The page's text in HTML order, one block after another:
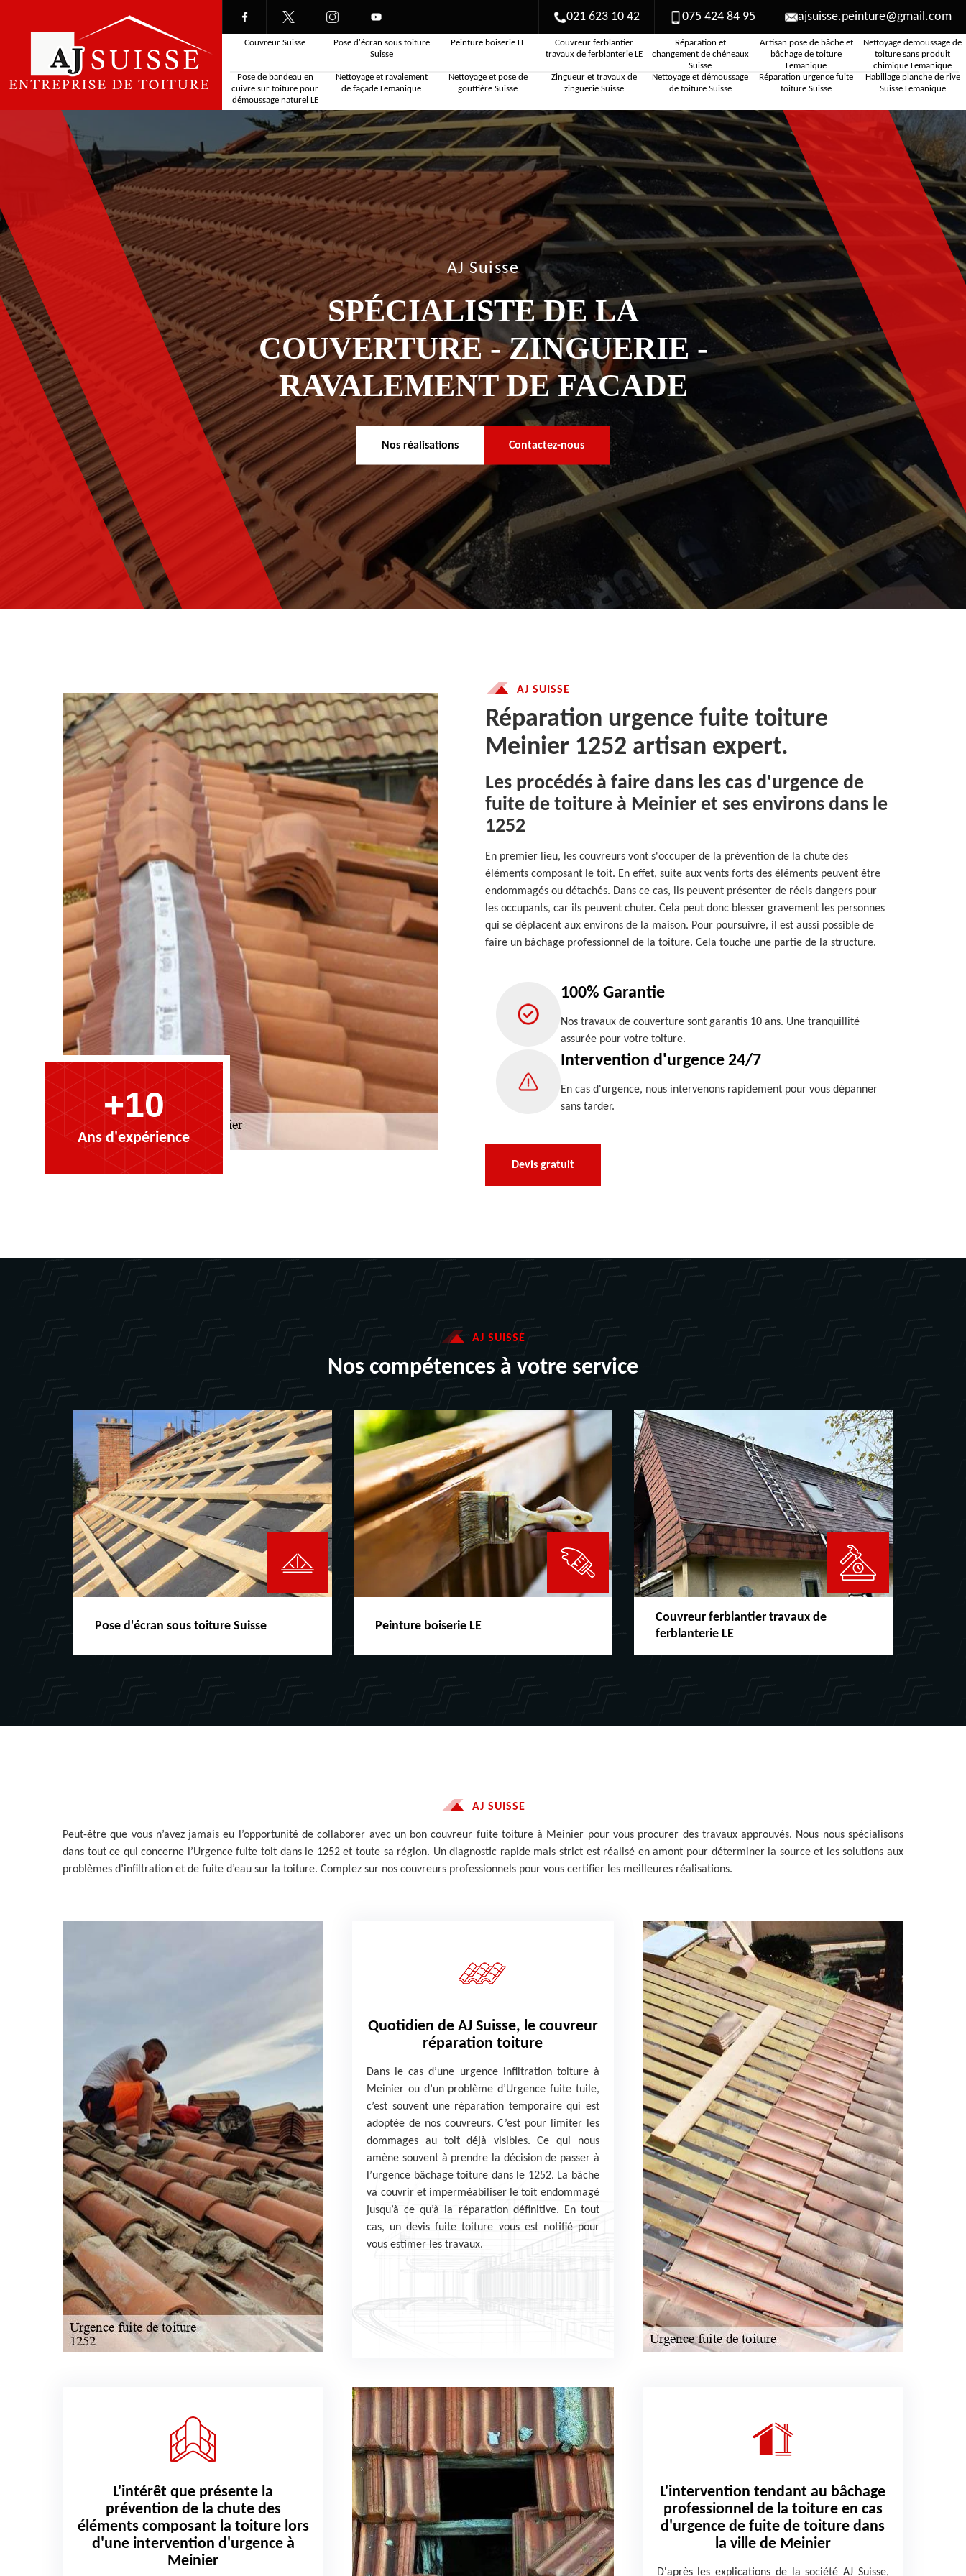
021 623 10 42 075 424 84 95 ajsuisse.peinture@gmail.com
Couvreur Suisse
Pose d'écran sous toiture
Suisse
Peinture boiserie LE
Couvreur ferblantier
travaux de ferblanterie LE
Réparation et
changement de chéneaux
Suisse
Artisan pose de bâche et
bâchage de toiture
Lemanique
Nettoyage demoussage de
toiture sans produit
chimique Lemanique
Pose de bandeau en
cuivre sur toiture pour
démoussage naturel LE
Nettoyage et ravalement
de façade Lemanique
Nettoyage et pose de
gouttière Suisse
Zingueur et travaux de
zinguerie Suisse
Nettoyage et démoussage
de toiture Suisse
Réparation urgence fuite
toiture Suisse
Habillage planche de rive
Suisse Lemanique
AJ Suisse
SPÉCIALISTE DE LA
COUVERTURE - ZINGUERIE -
RAVALEMENT DE FACADE
Nos réalisations Contactez-nous
+10
Ans d'expérience
AJ SUISSE
Réparation urgence fuite toiture
Meinier 1252 artisan expert.
Les procédés à faire dans les cas d'urgence de
fuite de toiture à Meinier et ses environs dans le
1252
En premier lieu, les couvreurs vont s'occuper de la prévention de la chute des
éléments composant le toit. En effet, suite aux vents forts des éléments peuvent être
endommagés ou détachés. Dans ce cas, ils peuvent présenter de réels dangers pour
les occupants, car ils peuvent chuter. Cela peut donc blesser gravement les personnes
qui se déplacent aux environs de la maison. Pour poursuivre, il est aussi possible de
faire un bâchage professionnel de la toiture. Cela touche une partie de la structure.
100% Garantie
Nos travaux de couverture sont garantis 10 ans. Une tranquillité
assurée pour votre toiture.
Intervention d'urgence 24/7
En cas d'urgence, nous intervenons rapidement pour vous dépanner
sans tarder.
Devis gratuit
AJ SUISSE
Nos compétences à votre service
Pose d'écran sous toiture Suisse Peinture boiserie LE
Couvreur ferblantier travaux de
ferblanterie LE
AJ SUISSE
Peut-être que vous n’avez jamais eu l’opportunité de collaborer avec un bon couvreur fuite toiture à Meinier pour vous procurer des travaux approuvés. Nous nous spécialisons
dans tout ce qui concerne l’Urgence fuite toit dans le 1252 et toute sa région. Un diagnostic rapide mais strict est réalisé en amont pour déterminer la source et les solutions aux
problèmes d’infiltration et de fuite d’eau sur la toiture. Comptez sur nos couvreurs professionnels pour vous certifier les meilleures réalisations.
Quotidien de AJ Suisse, le couvreur
réparation toiture
Dans le cas d’une urgence infiltration toiture à
Meinier ou d’un problème d’Urgence fuite tuile,
c’est souvent une réparation temporaire qui est
adoptée de nos couvreurs. C’est pour limiter les
dommages au toit déjà visibles. Ce qui nous
amène souvent à prendre la décision de passer à
l’urgence bâchage toiture dans le 1252. La bâche
va couvrir et imperméabiliser le toit endommagé
jusqu’à ce qu’à la réparation définitive. En tout
cas, un devis fuite toiture vous est notifié pour
vous estimer les travaux.
L'intérêt que présente la
prévention de la chute des
éléments composant la toiture lors
d'une intervention d'urgence à
Meinier
L'intervention tendant au bâchage
professionnel de la toiture en cas
d'urgence de fuite de toiture dans
la ville de Meinier
D'après les explications de la société AJ Suisse,